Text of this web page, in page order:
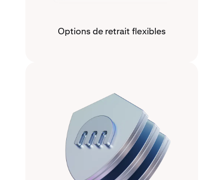
Options de retrait flexibles